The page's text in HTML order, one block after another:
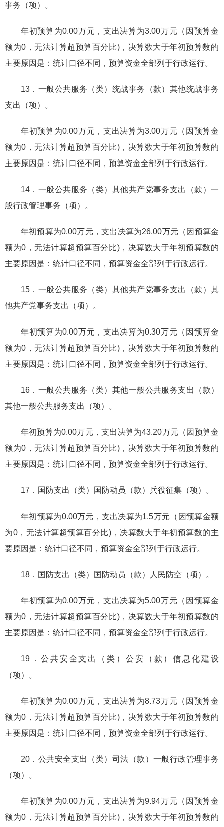
事务（项）。
年初预算为0.00万元，支出决算为3.00万元（因预算金
额为0，无法计算超预算百分比)，决算数大于年初预算数的
主要原因是：统计口径不同，预算资金全部列于行政运行。
13．一般公共服务（类）统战事务（款）其他统战事务
支出（项）。
年初预算为0.00万元，支出决算为3.00万元（因预算金
额为0，无法计算超预算百分比)，决算数大于年初预算数的
主要原因是：统计口径不同，预算资金全部列于行政运行。
14．一般公共服务（类）其他共产党事务支出（款）一
般行政管理事务（项）。
年初预算为0.00万元，支出决算为26.00万元（因预算金
额为0，无法计算超预算百分比)，决算数大于年初预算数的
主要原因是：统计口径不同，预算资金全部列于行政运行。
15．一般公共服务（类）其他共产党事务支出（款）其
他共产党事务支出（项）。
年初预算为0.00万元，支出决算为0.30万元（因预算金
额为0，无法计算超预算百分比)，决算数大于年初预算数的
主要原因是：统计口径不同，预算资金全部列于行政运行。
16．一般公共服务（类）其他一般公共服务支出（款）
其他一般公共服务支出（项）。
年初预算为0.00万元，支出决算为43.20万元（因预算金
额为0，无法计算超预算百分比)，决算数大于年初预算数的
主要原因是：统计口径不同，预算资金全部列于行政运行。
17．国防支出（类）国防动员（款）兵役征集（项）。
年初预算为0.00万元，支出决算为1.5万元（因预算金额
为0，无法计算超预算百分比)，决算数大于年初预算数的主
要原因是：统计口径不同，预算资金全部列于行政运行。
18．国防支出（类）国防动员（款）人民防空（项）。
年初预算为0.00万元，支出决算为5.00万元（因预算金
额为0，无法计算超预算百分比)，决算数大于年初预算数的
主要原因是：统计口径不同，预算资金全部列于行政运行。
19．公共安全支出（类）公安（款）信息化建设
（项）。
年初预算为0.00万元，支出决算为8.73万元（因预算金
额为0，无法计算超预算百分比)，决算数大于年初预算数的
主要原因是：统计口径不同，预算资金全部列于行政运行。
20．公共安全支出（类）司法（款）一般行政管理事务
（项）。
年初预算为0.00万元，支出决算为9.94万元（因预算金
额为0，无法计算超预算百分比)，决算数大于年初预算数的